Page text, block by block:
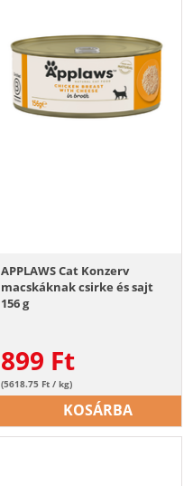
APPLAWS Cat Konzerv
macskáknak csirke és sajt
156 g
899 Ft
(5618.75 Ft / kg)
KOSÁRBA